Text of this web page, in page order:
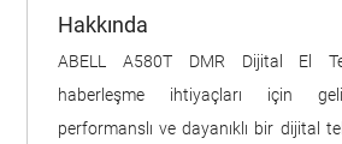
Hakkında
ABELL A580T DMR Dijital El
haberleşme ihtiyaçları için
performanslı ve dayanıklı bir dijital